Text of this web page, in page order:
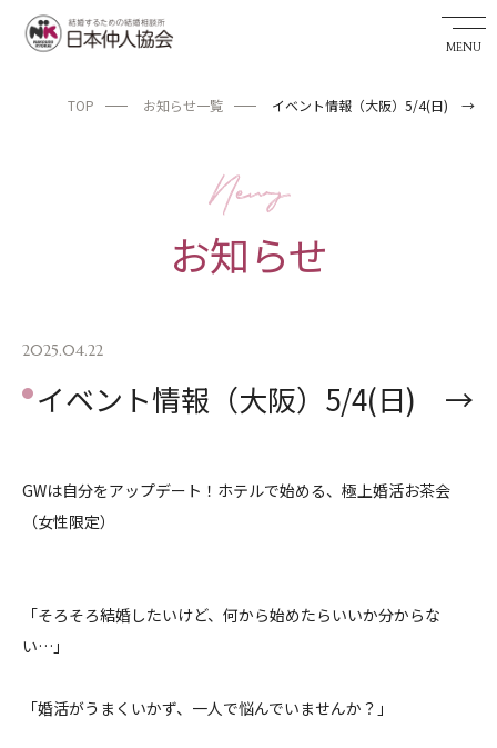
私たちの実績
婚活アドバイザーを探す
TOP お知らせ一覧 イベント情報（大阪）5/4(日) →
お知らせ
2025.04.22
イベント情報（大阪）5/4(日) →
GWは自分をアップデート！ホテルで始める、極上婚活お茶会
（女性限定）
「そろそろ結婚したいけど、何から始めたらいいか分からな
い…」
「婚活がうまくいかず、一人で悩んでいませんか？」